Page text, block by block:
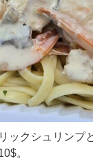
ックシュリンプ
。